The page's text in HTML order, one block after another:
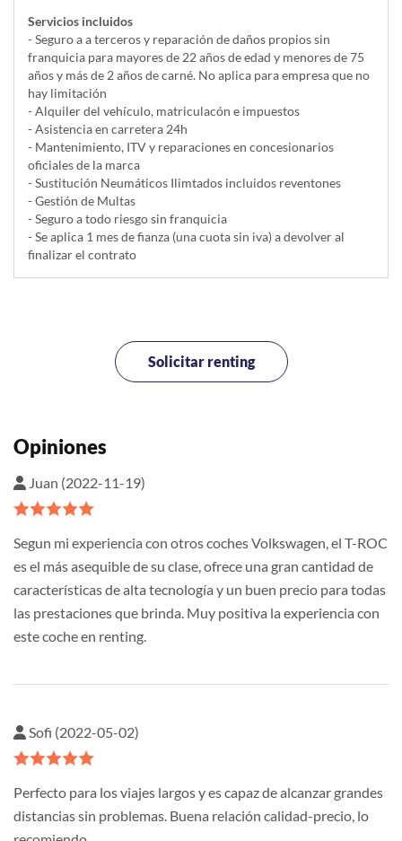
Servicios incluidos
- Seguro a a terceros y reparación de daños propios sin
franquicia para mayores de 22 años de edad y menores de 75
años y más de 2 años de carné. No aplica para empresa que no
hay limitación
- Alquiler del vehí­culo, matriculacón e impuestos
- Asistencia en carretera 24h
- Mantenimiento, ITV y reparaciones en concesionarios
oficiales de la marca
- Sustitución Neumáticos Ilimtados incluidos reventones
- Gestión de Multas
- Seguro a todo riesgo sin franquicia
- Se aplica 1 mes de fianza (una cuota sin iva) a devolver al
finalizar el contrato
Solicitar renting
Opiniones
Juan (2022-11-19)
Segun mi experiencia con otros coches Volkswagen, el T-ROC
es el más asequible de su clase, ofrece una gran cantidad de
características de alta tecnología y un buen precio para todas
las prestaciones que brinda. Muy positiva la experiencia con
este coche en renting.
Sofi (2022-05-02)
Perfecto para los viajes largos y es capaz de alcanzar grandes
distancias sin problemas. Buena relación calidad-precio, lo